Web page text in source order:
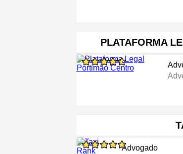
PLATAFORMA
Advogado